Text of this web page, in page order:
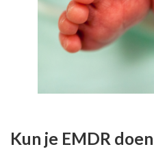
Kun je EMDR